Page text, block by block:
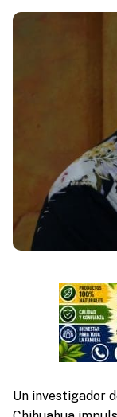
Un investigador